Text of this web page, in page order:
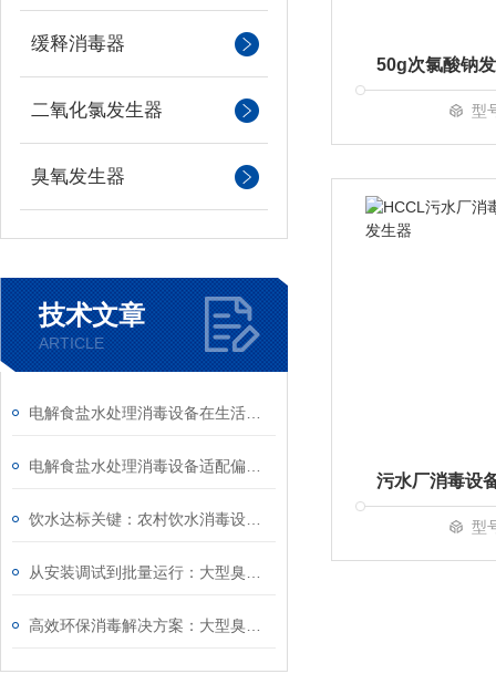
缓释消毒器
二氧化氯发生器
臭氧发生器
技术文章
ARTICLE
型
型